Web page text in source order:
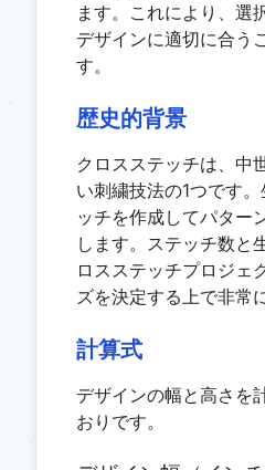
ます。これにより、選
デザインに適切に合う
す。
歴史的背景
クロスステッチは、中
い刺繍技法の1つです
ッチを作成してパター
します。ステッチ数と
ロスステッチプロジェ
ズを決定する上で非常
計算式
デザインの幅と高さを
おりです。